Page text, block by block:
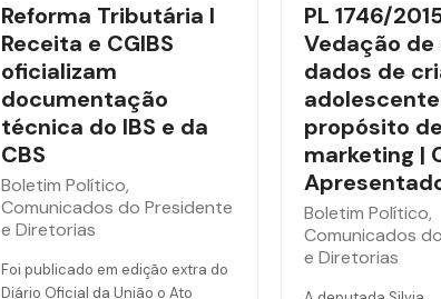
Reforma Tributária l
Receita e CGIBS
oficializam
documentação
técnica do IBS e da
CBS
Boletim Político,
Comunicados do Presidente
e Diretorias
Foi publicado em edição extra do
Diário Oficial da União o Ato
PL 1746/
Vedação
dados de
propósito de
marketing |
Boletim Político,
Comunicados
e Diretorias